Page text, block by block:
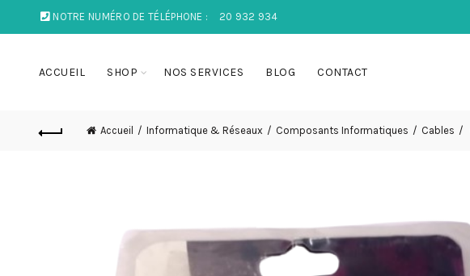
NOTRE NUMÉRO DE TÉLÉPHONE : 20 932 934
ACCUEIL SHOP NOS SERVICES BLOG CONTACT
Accueil Informatique & Réseaux Composants Informatiques Cables